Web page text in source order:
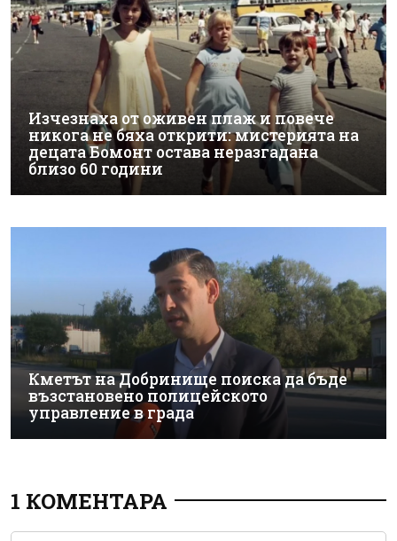
Изчезнаха от оживен плаж и повече
никога не бяха открити: мистерията на
децата Бомонт остава неразгадана
близо 60 години
Кметът на Добринище поиска да бъде
възстановено полицейското
управление в града
1 КОМЕНТАРА